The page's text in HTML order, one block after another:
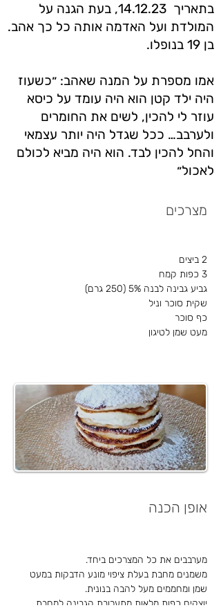
בתאריך 14.12.23, בעת הגנה על
המולדת ועל האדמה אותה כל כך אהב.
בן 19 בנופלו.
אמו מספרת על המנה שאהב: ״כשעוז
היה ילד קטן הוא היה עומד על כיסא
עוזר לי להכין, לשים את החומרים
ולערבב… ככל שגדל היה יותר עצמאי
והחל להכין לבד. הוא היה מביא לכולם
לאכול״
מצרכים
2 ביצים
3 כפות קמח
גביע גבינה לבנה 5% (250 גרם)
שקית סוכר וניל
כף סוכר
מעט שמן לטיגון
אופן הכנה
מערבבים את כל המצרכים ביחד.
משמנים מחבת בעלת ציפוי מונע הדבקות במעט
שמן ומחממים מעל להבה בנונית.
יוצקים כפות מלאות מתערובת הגבינה למחבת.